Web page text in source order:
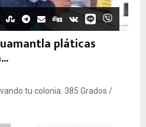
pláticas
tu colonia. 385 Grados /